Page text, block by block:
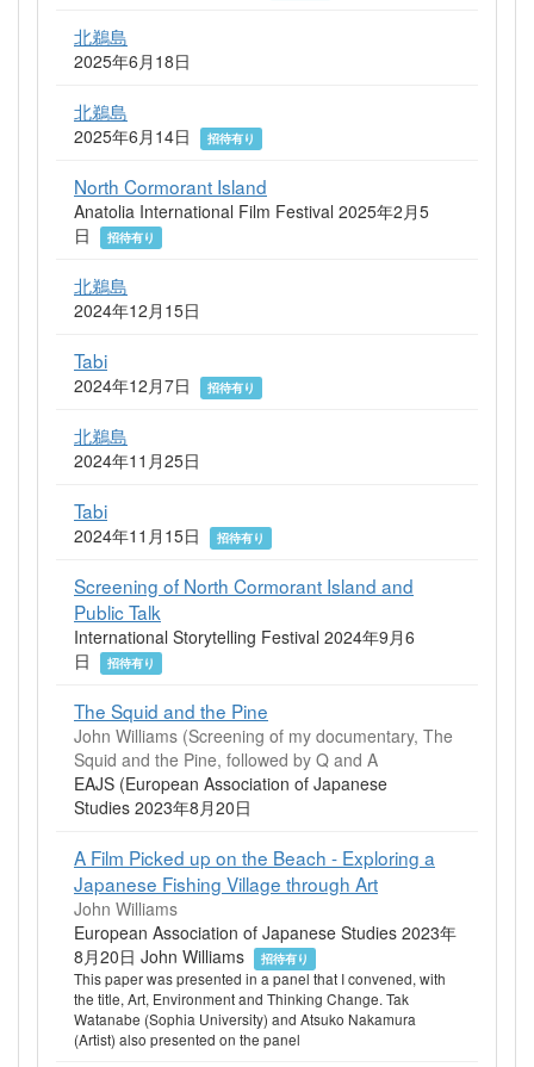
北鵜島
2025年6月18日
北鵜島
2025年6月14日 招待有り
North Cormorant Island
Anatolia International Film Festival 2025年2月5
日
招待有り
北鵜島
2024年12月15日
Tabi
2024年12月7日 招待有り
北鵜島
2024年11月25日
Tabi
2024年11月15日 招待有り
Screening of North Cormorant Island and
Public Talk
International Storytelling Festival 2024年9月6
日
招待有り
The Squid and the Pine
John Williams (Screening of my documentary, The
Squid and the Pine, followed by Q and A
EAJS (European Association of Japanese
Studies 2023年8月20日
A Film Picked up on the Beach - Exploring a
Japanese Fishing Village through Art
John Williams
European Association of Japanese Studies 2023年
8月20日 John Williams
招待有り
This paper was presented in a panel that I convened, with
the title, Art, Environment and Thinking Change. Tak
Watanabe (Sophia University) and Atsuko Nakamura
(Artist) also presented on the panel